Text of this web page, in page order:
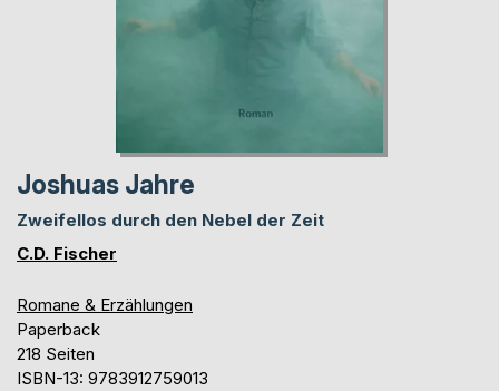
Joshuas Jahre
Zweifellos durch den Nebel der Zeit
C.D. Fischer
Romane & Erzählungen
Paperback
218 Seiten
ISBN-13: 9783912759013